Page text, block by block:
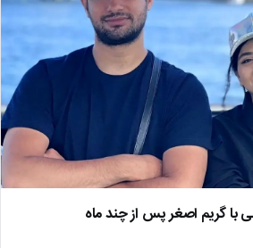
با گریم اصغر پس از چند ماه